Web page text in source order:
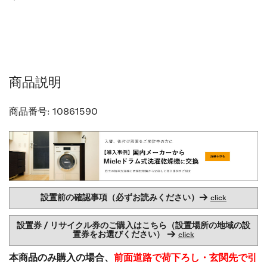
商品説明
商品番号: 10861590
設置前の確認事項（必ずお読みください）→ click
設置券 / リサイクル券のご購入はこちら（設置場所の地域の設
置券をお選びください） → click
本商品のみ購入の場合、 前面道路で荷下ろし・玄関先で引